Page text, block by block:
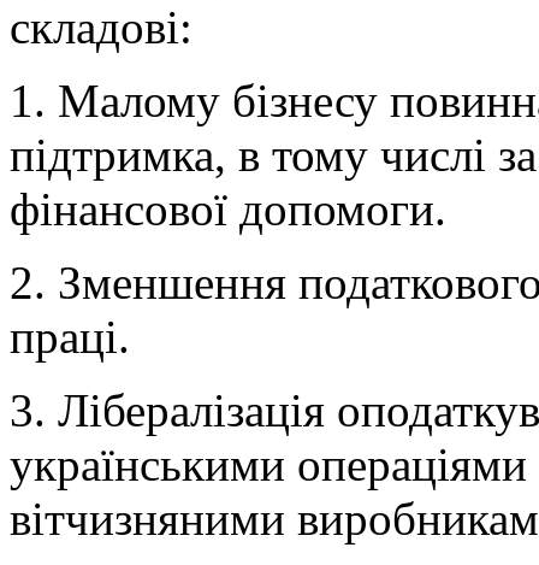
складові:
1. Малому бізнесу
підтримка, в тому числі
фінансової допомоги.
2. Зменшення
праці.
3. Лібералізація
українськими операціями
вітчизняними